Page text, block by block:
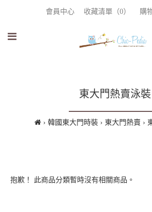
會員中心 收藏清單（0） 購
東大門熱賣泳裝
韓國東大門時裝 東大門熱賣
抱歉！ 此商品分類暫時沒有相關商品。